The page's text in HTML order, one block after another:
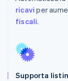
ricavi per
fiscali.
Supporta